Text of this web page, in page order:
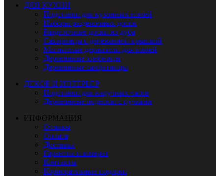
ДЛЯ КУХНИ
Подставки для кухонных ножей
Наборы разделочных досок
Разделочные доски из дуба
Сахарницы с деревянной крышкой
Магнитные держатели для ножей
Деревянные хлебницы
Деревянные салфетницы
ДЕКОР И ИНТЕРЬЕР
Подставки для наручных часов
Деревянные подносы с ручками
ИНФОРМАЦИЯ
Отзывы
Оплата
Доставка
Гарантия и возврат
Контакты
Корпоративные подарки